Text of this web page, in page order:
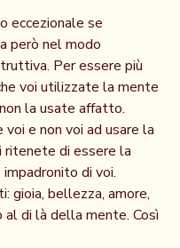
eccezionale se
però nel modo
Per essere più
voi utilizzate la mente
la usate affatto.
e non voi ad usare la
ritenete di essere la
di voi.
gioia, bellezza, amore,
al di là della mente. Così